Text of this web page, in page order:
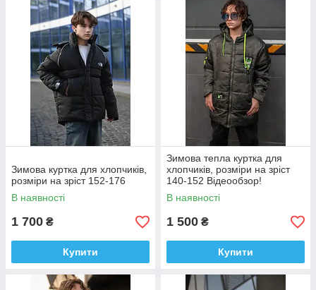
Зимова куртка для хлопчиків,
розміри на зріст 152-176
В наявності
1 700 ₴
Купити
Зимова тепла куртка для
хлопчиків, розміри на зріст
140-152 Відеообзор!
В наявності
1 500 ₴
Купити